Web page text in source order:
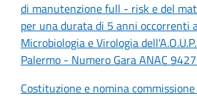
di manutenzione full - risk e del
per una durata di 5 anni occorrenti
Microbiologia e Virologia
Palermo - Numero Gara ANAC
Costituzione e nomina